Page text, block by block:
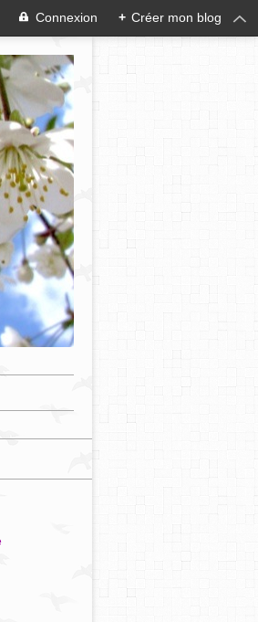
Connexion + Créer mon blog